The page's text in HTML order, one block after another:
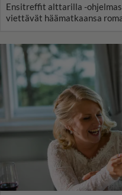
Ensitreffit alttarilla -
viettävät häämatkaansa